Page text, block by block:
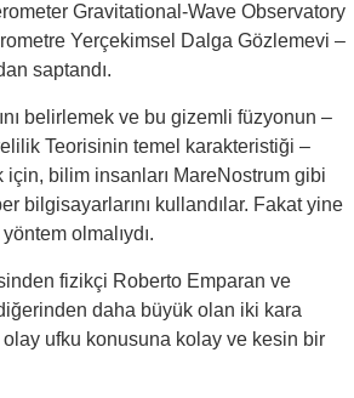
Gravitational-Wave Observatory
Yerçekimsel Dalga Gözlemevi –
saptandı.
belirlemek ve bu gizemli füzyonun –
Teorisinin temel karakteristiği –
bilim insanları MareNostrum gibi
bilgisayarlarını kullandılar. Fakat yine
olmalıydı.
fizikçi Roberto Emparan ve
daha büyük olan iki kara
olay ufku konusuna kolay ve kesin bir